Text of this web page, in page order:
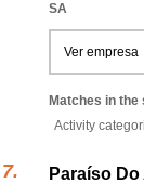
SA
Ver empresa
Matches in the
Activity
Paraíso